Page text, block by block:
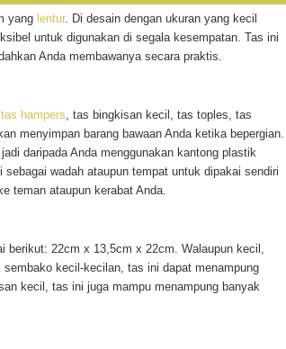
yang lentur. Di desain dengan ukuran yang kecil
untuk digunakan di segala kesempatan. Tas ini
Anda membawanya secara praktis.
tas hampers, tas bingkisan kecil, tas toples, tas
menyimpan barang bawaan Anda ketika bepergian.
daripada Anda menggunakan kantong plastik
wadah ataupun tempat untuk dipakai sendiri
teman ataupun kerabat Anda.
berikut: 22cm x 13,5cm x 22cm. Walaupun kecil,
kecil-kecilan, tas ini dapat menampung
kecil, tas ini juga mampu menampung banyak